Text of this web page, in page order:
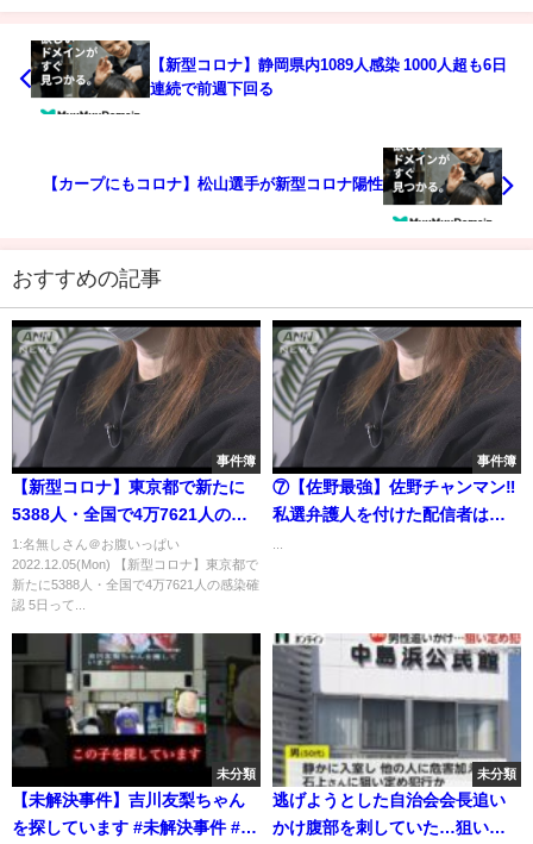
【新型コロナ】静岡県内1089人感染 1000人超も6日
連続で前週下回る
【カープにもコロナ】松山選手が新型コロナ陽性
おすすめの記事
事件簿
【新型コロナ】東京都で新たに
5388人・全国で4万7621人の感
染確認 5日
1:名無しさん＠お腹いっぱい
2022.12.05(Mon) 【新型コロナ】東京都で
新たに5388人・全国で4万7621人の感染確
認 5日って...
事件簿
⑦【佐野最強】佐野チャンマン‼
私選弁護人を付けた配信者は佐
未分類
【未解決事件】吉川友梨ちゃん
を探しています #未解決事件 #事
未分類
逃げようとした自治会会長追い
かけ腹部を刺していた…狙い定